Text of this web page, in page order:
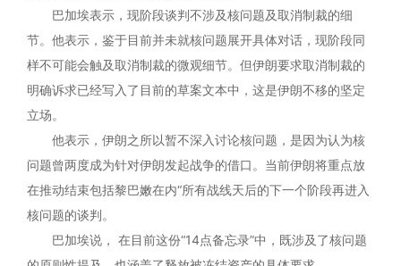
巴加埃表示，现阶段谈判不涉及核问题及取消制裁的细
节。他表示，鉴于目前并未就核问题展开具体对话，现阶段同
样不可能会触及取消制裁的微观细节。但伊朗要求取消制裁的
明确诉求已经写入了目前的草案文本中，这是伊朗不移的坚定
立场。
他表示，伊朗之所以暂不深入讨论核问题，是因为认为核
问题曾两度成为针对伊朗发起战争的借口。当前伊朗将重点放
在推动结束包括黎巴嫩在内“所有战线天后的下一个阶段再进入
核问题的谈判。
巴加埃说， 在目前这份“14点备忘录”中，既涉及了核问题